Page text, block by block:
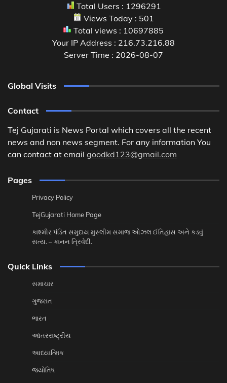
Total Users : 1296291
Views Today : 501
Total views : 10697885
Your IP Address : 216.73.216.88
Server Time : 2026-08-07
Global Visits
Contact
Tej Gujarati is News Portal which covers all the recent
news and non news segment. For any information You
can contact at email goodkd123@gmail.com
Pages
Privacy Policy
TejGujarati Home Page
કાશ્મીર પંડિત સમુદાય મુસ્લીમ સમાજ ઓઝલ ઈતિહાસ અને કડવું
સત્ય. – કાનન ત્રિવેદી.
Quick Links
સમાચાર
ગુજરાત
ભારત
આંતરરાષ્ટ્રીય
આધ્યાત્મિક
જ્યોતિષ